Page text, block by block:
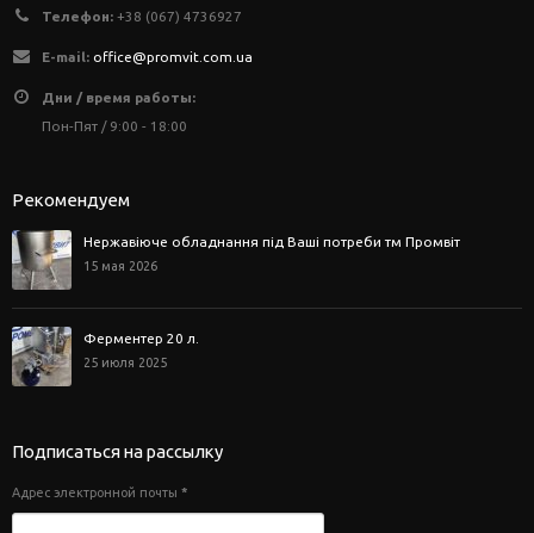
Телефон: +38 (067) 4736927
E-mail: office@promvit.com.ua
Дни / время работы:
Пон-Пят / 9:00 - 18:00
Рекомендуем
Нержавіюче обладнання під Ваші потреби тм Промвіт
15 мая 2026
Ферментер 20 л.
25 июля 2025
Подписаться на рассылку
Адрес электронной почты *